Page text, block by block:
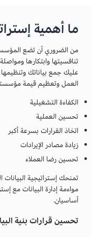
ما أهمية
من الضروري أن تضع
تنافسيتها وابتكارها
عليك جمع بياناتك
العمل وتعظيم قيمة
الكفاءة التشغيلية
تحسين العملية
اتخاذ القرارات بسرعة أكبر
زيادة مصادر الإيرادات
تحسين رضا العملاء
تمنحك إستراتيجية
مواءمة إدارة البيانات مع
أساسيان.
تحسين قرارات بنية